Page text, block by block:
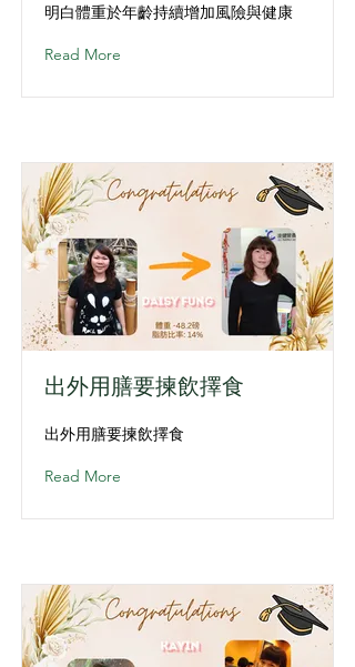
明白體重於年齡持續增加風險與健康
Read More
出外用膳要揀飲擇食
出外用膳要揀飲擇食
Read More